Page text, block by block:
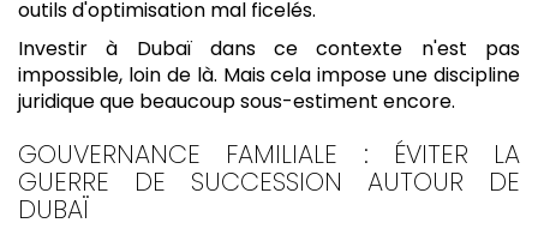
outils d'optimisation mal ficelés.
Investir à Dubaï dans ce contexte n'est pas
impossible, loin de là. Mais cela impose une discipline
juridique que beaucoup sous-estiment encore.
GOUVERNANCE FAMILIALE : ÉVITER LA
GUERRE DE SUCCESSION AUTOUR DE
DUBAÏ